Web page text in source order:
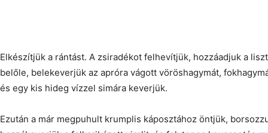
Elkészítjük a rántást. A zsiradékot felhevítjük, hozzáadjuk a
belőle, belekeverjük az apróra vágott vöröshagymát,
és egy kis hideg vízzel simára keverjük.
Ezután a már megpuhult krumplis káposztához öntjük,